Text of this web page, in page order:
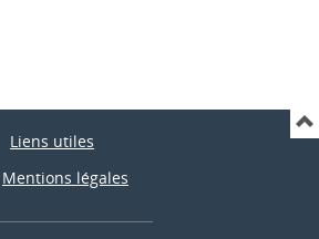
Liens utiles
Mentions légales